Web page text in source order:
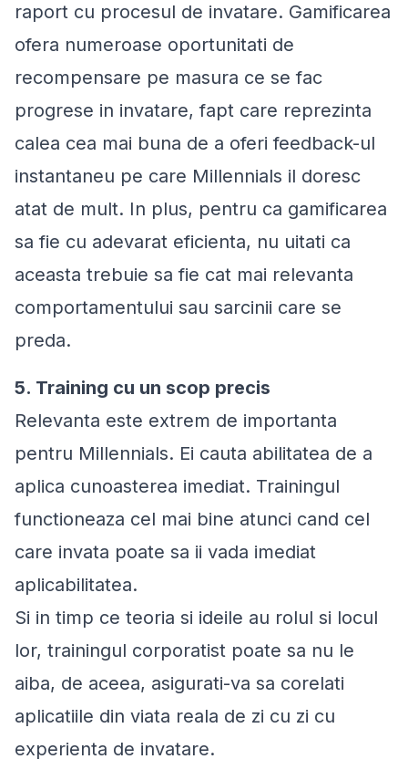
raport cu procesul de invatare. Gamificarea
ofera numeroase oportunitati de
recompensare pe masura ce se fac
progrese in invatare, fapt care reprezinta
calea cea mai buna de a oferi feedback-ul
instantaneu pe care Millennials il doresc
atat de mult. In plus, pentru ca gamificarea
sa fie cu adevarat eficienta, nu uitati ca
aceasta trebuie sa fie cat mai relevanta
comportamentului sau sarcinii care se
preda.
5. Training cu un scop precis
Relevanta este extrem de importanta
pentru Millennials. Ei cauta abilitatea de a
aplica cunoasterea imediat. Trainingul
functioneaza cel mai bine atunci cand cel
care invata poate sa ii vada imediat
aplicabilitatea.
Si in timp ce teoria si ideile au rolul si locul
lor, trainingul corporatist poate sa nu le
aiba, de aceea, asigurati-va sa corelati
aplicatiile din viata reala de zi cu zi cu
experienta de invatare.